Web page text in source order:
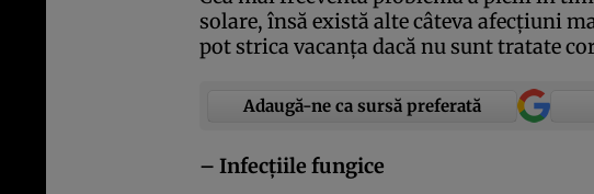
solare, însă există alte câteva afecţiuni
pot strica vacanţa dacă nu sunt tratate
Adaugă-ne ca sursă preferată
– Infecţiile fungice